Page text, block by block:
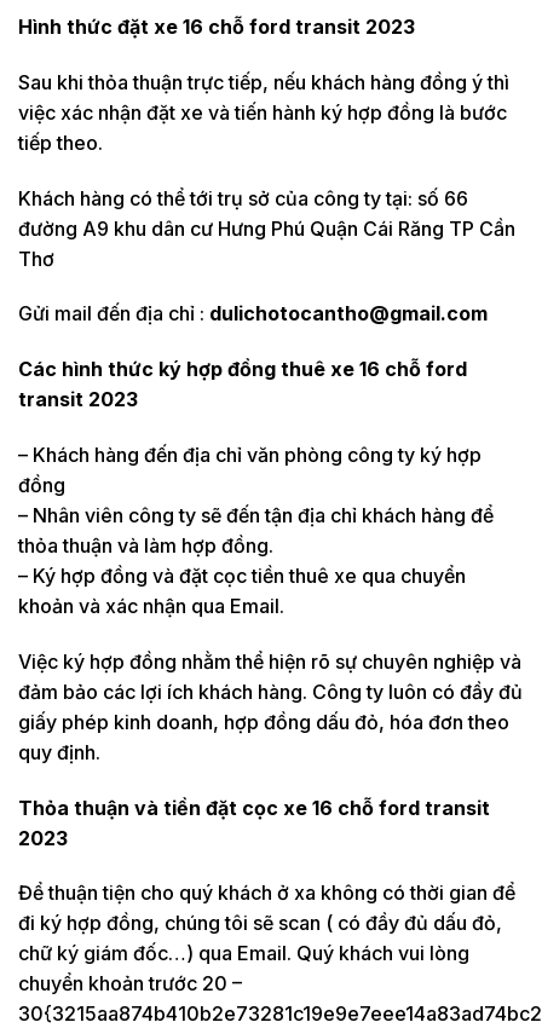
Hình thức đặt xe 16 chỗ ford transit 2023
Sau khi thỏa thuận trực tiếp, nếu khách hàng đồng ý thì
việc xác nhận đặt xe và tiến hành ký hợp đồng là bước
tiếp theo.
Khách hàng có thể tới trụ sở của công ty tại: số 66
đường A9 khu dân cư Hưng Phú Quận Cái Răng TP Cần
Thơ
Gửi mail đến địa chỉ : dulichotocantho@gmail.com
Các hình thức ký hợp đồng thuê xe 16 chỗ ford
transit 2023
– Khách hàng đến địa chỉ văn phòng công ty ký hợp
đồng
– Nhân viên công ty sẽ đến tận địa chỉ khách hàng để
thỏa thuận và làm hợp đồng.
– Ký hợp đồng và đặt cọc tiền thuê xe qua chuyển
khoản và xác nhận qua Email.
Việc ký hợp đồng nhằm thể hiện rõ sự chuyên nghiệp và
đảm bảo các lợi ích khách hàng. Công ty luôn có đầy đủ
giấy phép kinh doanh, hợp đồng dấu đỏ, hóa đơn theo
quy định.
Thỏa thuận và tiền đặt cọc xe 16 chỗ ford transit
2023
Để thuận tiện cho quý khách ở xa không có thời gian để
đi ký hợp đồng, chúng tôi sẽ scan ( có đầy đủ dấu đỏ,
chữ ký giám đốc…) qua Email. Quý khách vui lòng
chuyển khoản trước 20 –